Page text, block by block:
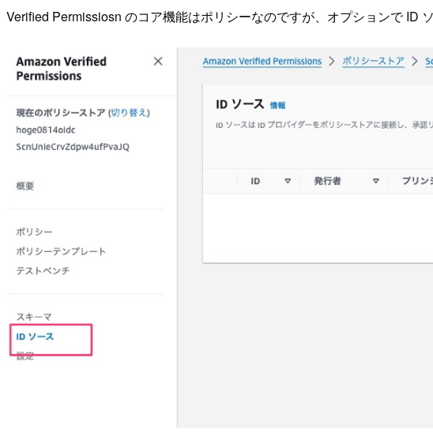
Verified Permissiosn のコア機能はポリシーなのですが、オプションで ID